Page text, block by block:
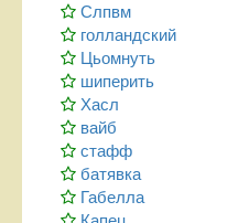
Слпвм
голландский
Цьомнуть
шиперить
Хасл
вайб
стафф
батявка
Габелла